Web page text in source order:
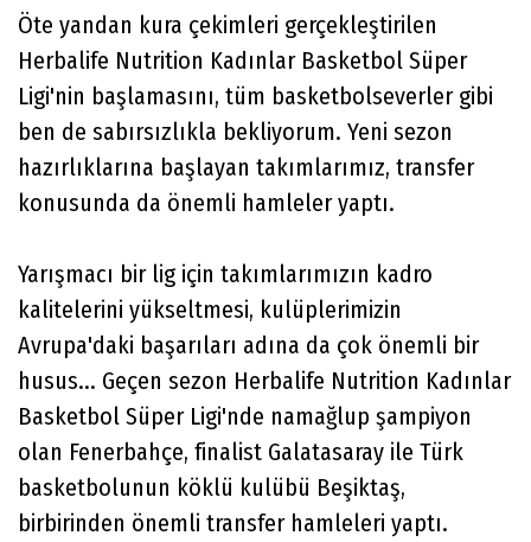
Öte yandan kura çekimleri gerçekleştirilen
Herbalife Nutrition Kadınlar Basketbol Süper
Ligi'nin başlamasını, tüm basketbolseverler gibi
ben de sabırsızlıkla bekliyorum. Yeni sezon
hazırlıklarına başlayan takımlarımız, transfer
konusunda da önemli hamleler yaptı.
Yarışmacı bir lig için takımlarımızın kadro
kalitelerini yükseltmesi, kulüplerimizin
Avrupa'daki başarıları adına da çok önemli bir
husus... Geçen sezon Herbalife Nutrition Kadınlar
Basketbol Süper Ligi'nde namağlup şampiyon
olan Fenerbahçe, finalist Galatasaray ile Türk
basketbolunun köklü kulübü Beşiktaş,
birbirinden önemli transfer hamleleri yaptı.